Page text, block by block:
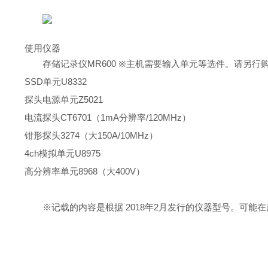
使用仪器
存储记录仪MR600 ※主机需要输入单元等选件。请另行
SSD单元U8332
探头电源单元Z5021
电流探头CT6701（1mA分辨率/120MHz）
钳形探头3274（大150A/10MHz）
4ch模拟单元U8975
高分辨率单元8968（大400V）
※记载的内容是根据 2018年2月发行的仪器型号。可能